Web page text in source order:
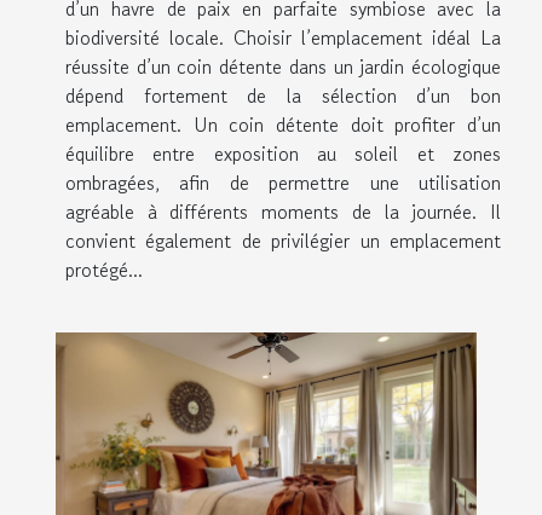
d’un havre de paix en parfaite symbiose avec la
biodiversité locale. Choisir l’emplacement idéal La
réussite d’un coin détente dans un jardin écologique
dépend fortement de la sélection d’un bon
emplacement. Un coin détente doit profiter d’un
équilibre entre exposition au soleil et zones
ombragées, afin de permettre une utilisation
agréable à différents moments de la journée. Il
convient également de privilégier un emplacement
protégé...